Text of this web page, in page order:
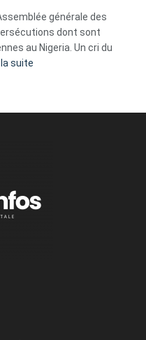
ses
tripes »
générale des
dont sont
au Nigeria. Un cri du
suite
Nigeria,